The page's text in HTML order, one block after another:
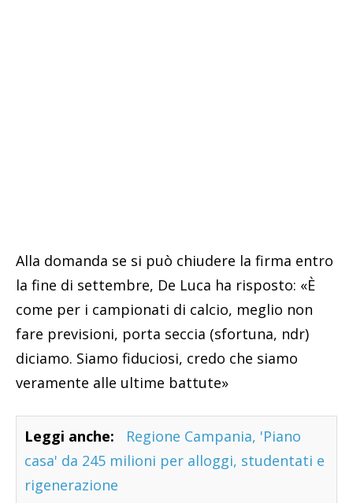
Alla domanda se si può chiudere la firma entro
la fine di settembre, De Luca ha risposto: «È
come per i campionati di calcio, meglio non
fare previsioni, porta seccia (sfortuna, ndr)
diciamo. Siamo fiduciosi, credo che siamo
veramente alle ultime battute»
Leggi anche:
Regione Campania, 'Piano
casa' da 245 milioni per alloggi, studentati e
rigenerazione